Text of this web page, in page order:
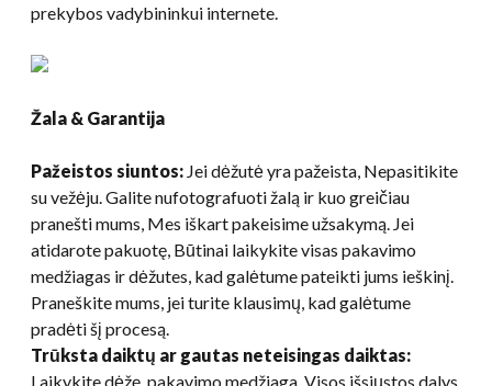
prekybos vadybininkui internete.
Žala & Garantija
Pažeistos siuntos: Jei dėžutė yra pažeista, Nepasitikite
su vežėju. Galite nufotografuoti žalą ir kuo greičiau
pranešti mums, Mes iškart pakeisime užsakymą. Jei
atidarote pakuotę, Būtinai laikykite visas pakavimo
medžiagas ir dėžutes, kad galėtume pateikti jums ieškinį.
Praneškite mums, jei turite klausimų, kad galėtume
pradėti šį procesą.
Trūksta daiktų ar gautas neteisingas daiktas:
Laikykite dėžę, pakavimo medžiaga, Visos išsiųstos dalys